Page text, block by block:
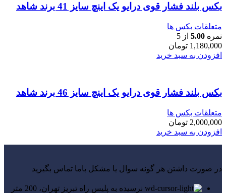
بکس بلند فشار قوی درایو یک اینچ سایز 41 برند شاهد
متعلقات بکس ها
نمره 5.00 از 5
1,180,000 تومان
افزودن به سبد خرید
بکس بلند فشار قوی درایو یک اینچ سایز 46 برند شاهد
متعلقات بکس ها
2,000,000 تومان
افزودن به سبد خرید
در صورت داشتن هر گونه سوال یا مشکل باما تماس بگیرید
نرسیده به پلیس راه تبریز تهران، 200 متر